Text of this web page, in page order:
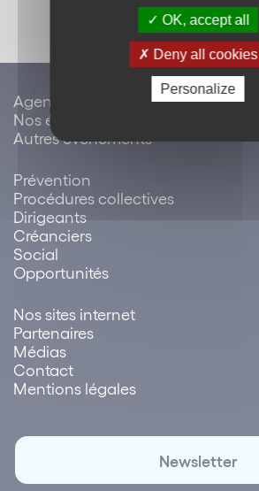
Agenda / évènements
Nos évènements
Autres évènements
Prévention
Procédures collectives
Dirigeants
Créanciers
Social
Opportunités
Nos sites internet
Partenaires
Médias
Contact
Mentions légales
Newsletter
OK, accept all
Deny all cookies
Personalize